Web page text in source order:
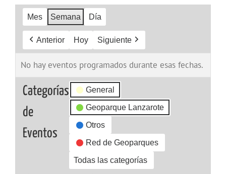
Mes Semana Día
Anterior Hoy Siguiente
No hay eventos programados durante esas fechas.
Categorías
de
Eventos
General
Geoparque Lanzarote
Otros
Red de Geoparques
Todas las categorías